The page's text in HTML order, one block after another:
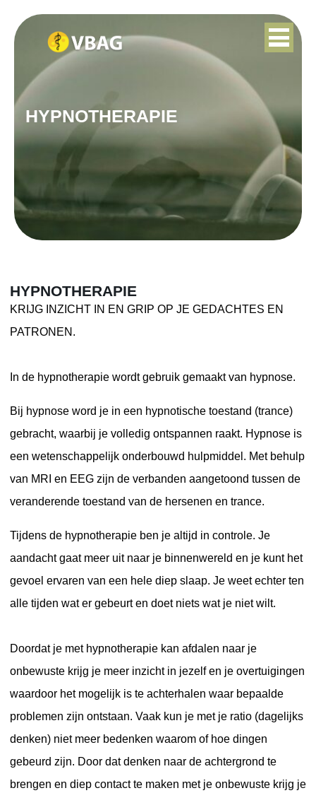
HYPNOTHERAPIE
HYPNOTHERAPIE
KRIJG INZICHT IN EN GRIP OP JE GEDACHTES EN
PATRONEN.
In de hypnotherapie wordt gebruik gemaakt van hypnose.
Bij hypnose word je in een hypnotische toestand (trance)
gebracht, waarbij je volledig ontspannen raakt. Hypnose is
een wetenschappelijk onderbouwd hulpmiddel. Met behulp
van MRI en EEG zijn de verbanden aangetoond tussen de
veranderende toestand van de hersenen en trance.
Tijdens de hypnotherapie ben je altijd in controle. Je
aandacht gaat meer uit naar je binnenwereld en je kunt het
gevoel ervaren van een hele diep slaap. Je weet echter ten
alle tijden wat er gebeurt en doet niets wat je niet wilt.
Doordat je met hypnotherapie kan afdalen naar je
onbewuste krijg je meer inzicht in jezelf en je overtuigingen
waardoor het mogelijk is te achterhalen waar bepaalde
problemen zijn ontstaan. Vaak kun je met je ratio (dagelijks
denken) niet meer bedenken waarom of hoe dingen
gebeurd zijn. Door dat denken naar de achtergrond te
brengen en diep contact te maken met je onbewuste krijg je